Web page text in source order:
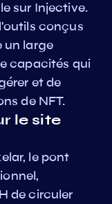
sur Injective.
conçus
un large
capacités qui
et de
de NFT.
le site
le pont
de circuler